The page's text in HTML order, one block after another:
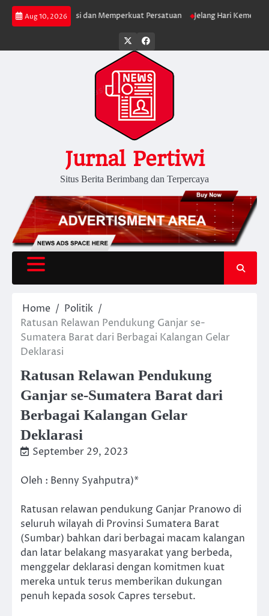
Skip
Aug 10, 2026
Provokasi dan Memperkuat Persatuan Jelang Hari Kemerdekaan,
Twitterfacebook
Jurnal Pertiwi
Situs Berita Berimbang dan Terpercaya
Home
Politik
Ratusan Relawan Pendukung Ganjar se-
Sumatera Barat dari Berbagai Kalangan Gelar
Deklarasi
Ratusan Relawan Pendukung
Ganjar se-Sumatera Barat dari
Berbagai Kalangan Gelar
Deklarasi
September 29, 2023
Oleh : Benny Syahputra)*
Ratusan relawan pendukung Ganjar Pranowo di
seluruh wilayah di Provinsi Sumatera Barat
(Sumbar) bahkan dari berbagai macam kalangan
dan latar belakang masyarakat yang berbeda,
menggelar deklarasi dengan komitmen kuat
mereka untuk terus memberikan dukungan
penuh kepada sosok Capres tersebut.